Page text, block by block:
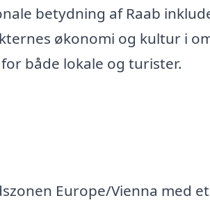
betydning af Raab
økonomi og kultur i
både lokale og turister.
Europe/Vienna med et